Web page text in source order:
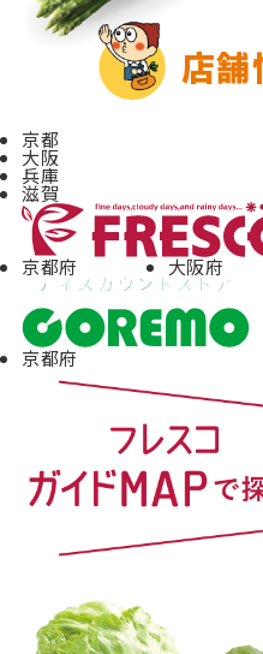
店舗
京都
大阪
兵庫
滋賀
京都府 大阪府
京都府